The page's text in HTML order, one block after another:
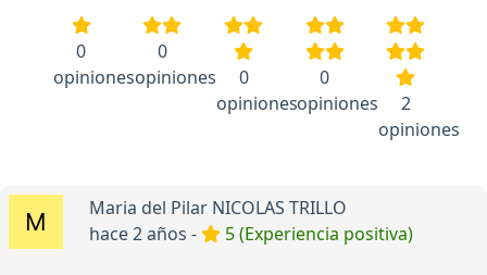
0
opiniones
0
opiniones
0
opiniones
0
opiniones
2
opiniones
Maria del Pilar NICOLAS TRILLO
hace 2 años -
5 (Experiencia positiva)